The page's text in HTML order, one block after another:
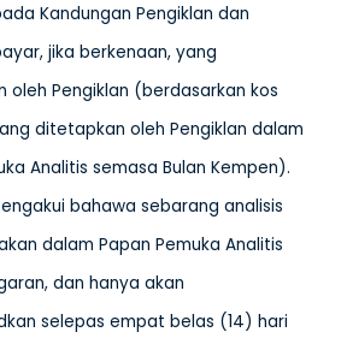
Kandungan Pengiklan dan
jika berkenaan, yang
oleh Pengiklan (berdasarkan kos
ditetapkan oleh Pengiklan dalam
Analitis semasa Bulan Kempen).
bahawa sebarang analisis
dalam Papan Pemuka Analitis
dan hanya akan
selepas empat belas (14) hari